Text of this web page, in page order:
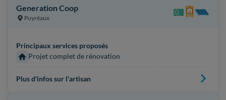
Generation Coop
Puyréaux
Principaux services proposés
Projet complet de rénovation
Plus d'infos sur l'artisan